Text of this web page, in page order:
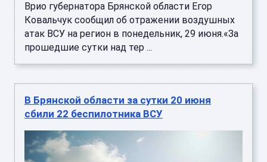
Врио губернатора Брянской области Егор
Ковальчук сообщил об отражении воздушных
атак ВСУ на регион в понедельник, 29 июня.«За
прошедшие сутки над тер ...
В Брянской области за сутки 20 июня
сбили 22 беспилотника ВСУ